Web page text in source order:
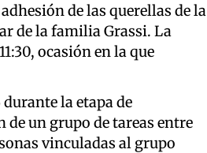
de las querellas de la
de la familia Grassi. La
ocasión en la que
la etapa de
un grupo de tareas entre
vinculadas al grupo